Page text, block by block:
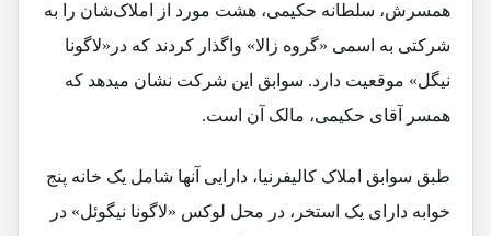
همسرش، سلطانه حکیمی، هشت مورد از املاک‌شان را به
شرکتی به اسمی «گروه زالا» واگذار کردند که در«لاگونا
نیگل» موقعیت دارد. سوابق این شرکت نشان میدهد که
همسر آقای حکیمی، مالک آن است.
طبق سوابق املاک کالیفرنیا، دارایی آنها شامل یک خانه پنج
خوابه دارای یک استخر، در محل لوکس «لاگونا نیگوئل» در